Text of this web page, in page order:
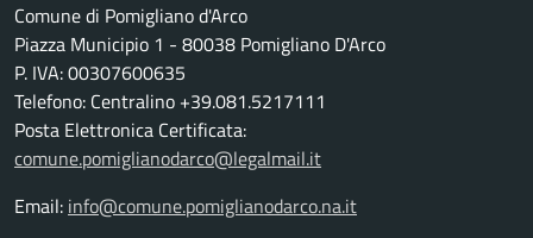
Comune di Pomigliano d'Arco
Piazza Municipio 1 - 80038 Pomigliano D'Arco
P. IVA: 00307600635
Telefono: Centralino +39.081.5217111
Posta Elettronica Certificata:
comune.pomiglianodarco@legalmail.it
Email: info@comune.pomiglianodarco.na.it